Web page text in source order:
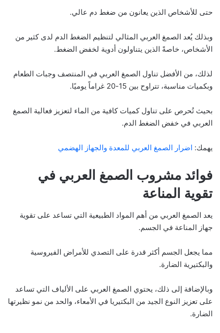
حتى للأشخاص الذين يعانون من ضغط دم عالي.
وبذلك يُعد الصمغ العربي المثالي لتنظيم الضغط الدم لدى كثير من
الأشخاص، خاصةً الذين يتناولون أدوية لخفض الضغط.
لذلك، من الأفضل تناول الصمغ العربي في المنتصف وجبات الطعام
وبكميات مناسبة، تتراوح بين 15-20 غراماً يوميًا.
بحيث تُحرص على تناول كميات كافية من الماء لتعزيز فعالية الصمغ
العربي في خفض الضغط الدم.
يهمك: اضرار الصمغ العربي للمعدة والجهاز الهضمي
فوائد مشروب الصمغ العربي في
تقوية المناعة
يعد الصمغ العربي من أهم المواد الطبيعية التي تساعد على تقوية
جهاز المناعة في الجسم.
مما يجعل الجسم أكثر قدرة على التصدي للأمراض الفيروسية
والبكتيرية الضارة.
وبالإضافة إلى ذلك، يحتوي الصمغ العربي على الألياف التي تساعد
على تعزيز النوع الجيد من البكتيريا في الأمعاء، والحد من نمو نظيرتها
الضارة.